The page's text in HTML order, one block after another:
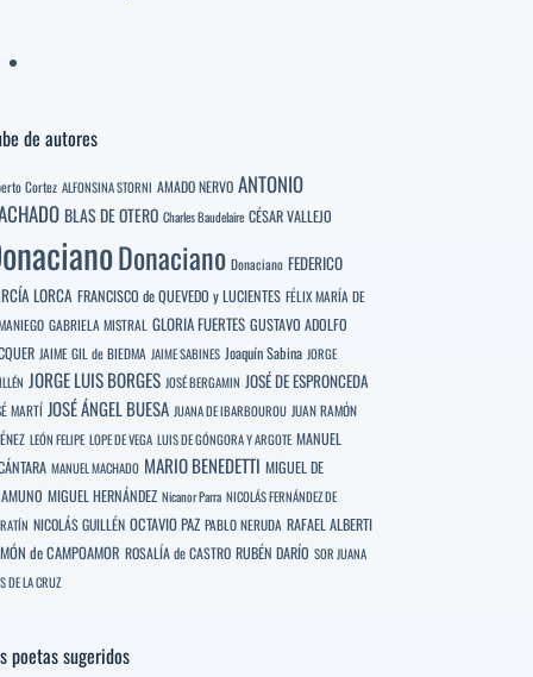
de autores
Cortez ALFONSINA STORNI AMADO NERVO ANTONIO
BLAS DE OTERO Charles Baudelaire CÉSAR VALLEJO
Donaciano Donaciano FEDERICO
LORCA FRANCISCO de QUEVEDO y LUCIENTES FÉLIX MARÍA DE
GABRIELA MISTRAL GLORIA FUERTES GUSTAVO ADOLFO
JAIME GIL de BIEDMA JAIME SABINES Joaquín Sabina JORGE
JORGE LUIS BORGES JOSÉ BERGAMIN JOSÉ DE ESPRONCEDA
MARTÍ JOSÉ ÁNGEL BUESA JUANA DE IBARBOUROU JUAN RAMÓN
LEÓN FELIPE LOPE DE VEGA LUIS DE GÓNGORA Y ARGOTE MANUEL
MANUEL MACHADO MARIO BENEDETTI MIGUEL DE
MIGUEL HERNÁNDEZ Nicanor Parra NICOLÁS FERNÁNDEZ DE
NICOLÁS GUILLÉN OCTAVIO PAZ PABLO NERUDA RAFAEL ALBERTI
de CAMPOAMOR ROSALÍA de CASTRO RUBÉN DARÍO SOR JUANA
DE LA CRUZ
poetas sugeridos